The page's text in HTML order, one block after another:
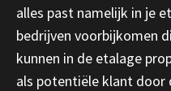
alles past namelijk in je
bedrijven voorbijkomen
kunnen in de etalage
als potentiële klant door